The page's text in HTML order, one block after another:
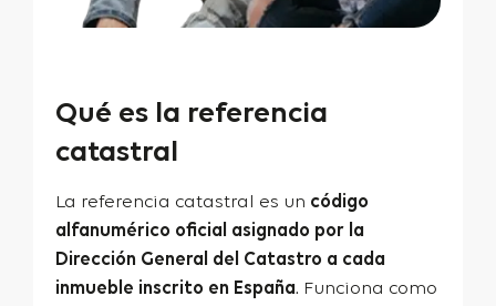
Qué es la referencia
catastral
La referencia catastral es un código
alfanumérico oficial asignado por la
Dirección General del Catastro a cada
inmueble inscrito en España. Funciona como